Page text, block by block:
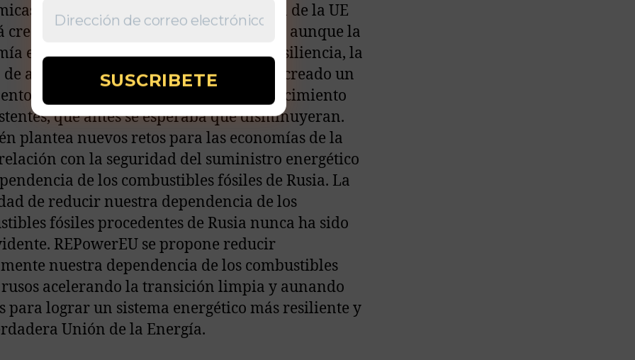
de primavera de 2022, la economía de la UE
creciendo en 2022 y 2023. Sin embargo, aunque la
europea viene dando muestras de resiliencia, la
agresión de Rusia contra Ucrania ha creado un
agravando los obstáculos al crecimiento
que antes se esperaba que disminuyeran.
plantea nuevos retos para las economías de la
con la seguridad del suministro energético
de los combustibles fósiles de Rusia. La
de reducir nuestra dependencia de los
fósiles procedentes de Rusia nunca ha sido
REPowerEU se propone reducir
nuestra dependencia de los combustibles
acelerando la transición limpia y aunando
para lograr un sistema energético más resiliente y
Unión de la Energía.